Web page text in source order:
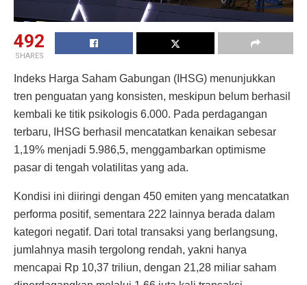
492
SHARES
Indeks Harga Saham Gabungan (IHSG) menunjukkan
tren penguatan yang konsisten, meskipun belum berhasil
kembali ke titik psikologis 6.000. Pada perdagangan
terbaru, IHSG berhasil mencatatkan kenaikan sebesar
1,19% menjadi 5.986,5, menggambarkan optimisme
pasar di tengah volatilitas yang ada.
Kondisi ini diiringi dengan 450 emiten yang mencatatkan
performa positif, sementara 222 lainnya berada dalam
kategori negatif. Dari total transaksi yang berlangsung,
jumlahnya masih tergolong rendah, yakni hanya
mencapai Rp 10,37 triliun, dengan 21,28 miliar saham